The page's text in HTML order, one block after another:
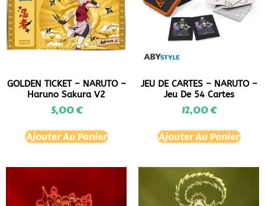
GOLDEN TICKET – NARUTO –
Haruno Sakura V2
5,00€
Ajouter Au Panier
JEU DE CARTES – NARUTO –
Jeu De 54 Cartes
12,00€
Ajouter Au Panier